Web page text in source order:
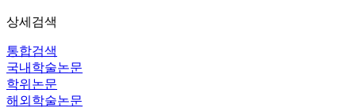
상세검색
통합검색
국내학술논문
학위논문
해외학술논문